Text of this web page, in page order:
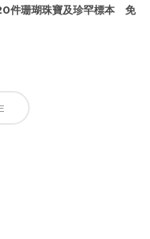
件珊瑚珠寶及珍罕標本 免